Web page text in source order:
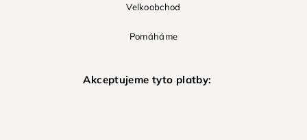
Velkoobchod
Pomáháme
Akceptujeme tyto platby: